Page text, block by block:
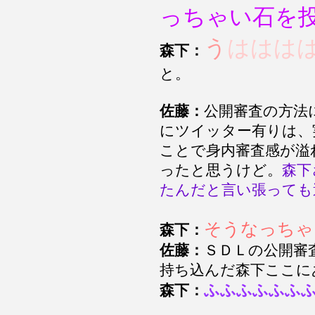
っちゃい石を
森下： う ははは
と。
佐藤： 公開審査の方法
にツイッター有りは
ことで身内審査感が
ったと思うけど。 森
たんだと言い張って
森下： そうなっち
佐藤： ＳＤＬの公開
持ち込んだ森下ここ
森下： ふふふふふふ